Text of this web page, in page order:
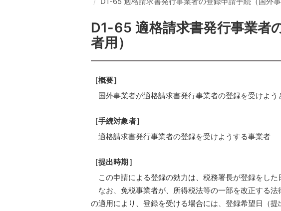
D1-65 適格請求書発行事業者
者用）
［概要］
国外事業者が適格請求書発行事業者の登録を受けよう
［手続対象者］
適格請求書発行事業者の登録を受けようする事業者
［提出時期］
この申請による登録の効力は、税務署長が登録をした
なお、免税事業者が、所得税法等の一部を改正する
の適用により、登録を受ける場合には、登録希望日（